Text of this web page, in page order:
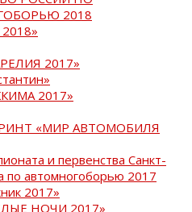
2018
2017»
2017»
«МИР АВТОМОБИЛЯ
и первенства Санкт-
по автомногоборью 2017
2017»
НОЧИ 2017»